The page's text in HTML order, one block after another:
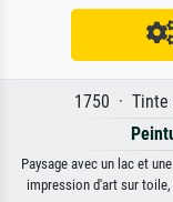
1750 · Tinte
Paysage avec un lac et
impression d'art sur